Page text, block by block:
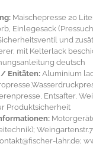
Maischepresse 20
Einlegesack
und
mit Kelterlack
deutsch
/ Enitäten: Aluminium
Entsafter,
Produktsicherheit
lahr.de;